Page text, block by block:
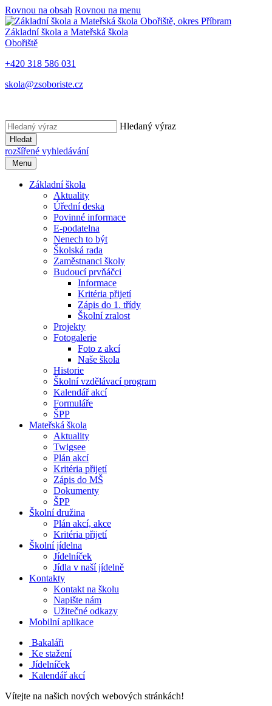
Rovnou na obsah Rovnou na menu
Základní škola a Mateřská škola
Obořiště
+420 318 586 031
skola@zsoboriste.cz
Hledaný výraz
Hledat
rozšířené vyhledávání
Menu
Základní škola
Aktuality
Úřední deska
Povinné informace
E-podatelna
Nenech to být
Školská rada
Zaměstnanci školy
Budoucí prvňáčci
Informace
Kritéria přijetí
Zápis do 1. třídy
Školní zralost
Projekty
Fotogalerie
Foto z akcí
Naše škola
Historie
Školní vzdělávací program
Kalendář akcí
Formuláře
ŠPP
Mateřská škola
Aktuality
Twigsee
Plán akcí
Kritéria přijetí
Zápis do MŠ
Dokumenty
ŠPP
Školní družina
Plán akcí, akce
Kritéria přijetí
Školní jídelna
Jídelníček
Jídla v naší jídelně
Kontakty
Kontakt na školu
Napište nám
Užitečné odkazy
Mobilní aplikace
Bakaláři
Ke stažení
Jídelníček
Kalendář akcí
Vítejte na našich nových webových stránkách!